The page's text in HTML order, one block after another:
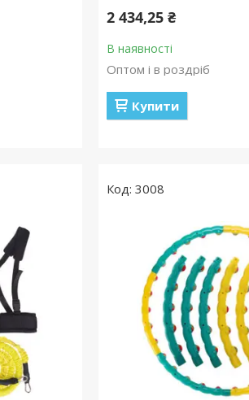
2 434,25 ₴
В наявності
Оптом і в роздріб
Купити
3008